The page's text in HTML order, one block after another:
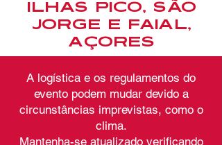
ILHAS PICO, SÃO
JORGE E FAIAL,
AÇORES
A logística e os regulamentos do
evento podem mudar devido a
circunstâncias imprevistas, como o
clima.
Mantenha-se atualizado verificando